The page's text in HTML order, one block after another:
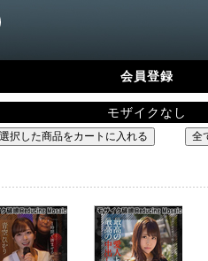
会員登録
モザイクなし